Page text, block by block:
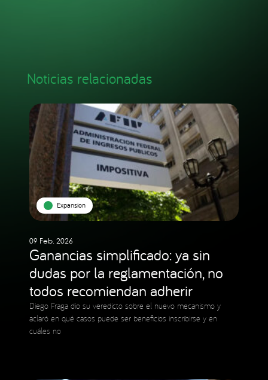
Noticias relacionadas
Expansion
09 Feb. 2026
Ganancias simplificado: ya sin
dudas por la reglamentación, no
todos recomiendan adherir
Diego Fraga dio su veredicto sobre el nuevo mecanismo y
aclaró en qué casos puede ser beneficios inscribirse y en
cuáles no